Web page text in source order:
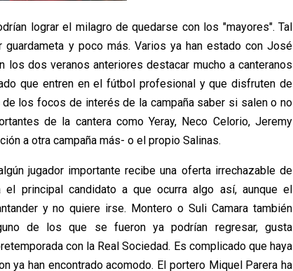
lograr el milagro de quedarse con los "mayores". Tal
y poco más. Varios ya han estado con José
los dos veranos anteriores destacar mucho a canteranos
que entren en el fútbol profesional y que disfruten de
los focos de interés de la campaña saber si salen o no
de la cantera como Yeray, Neco Celorio, Jeremy
a otra campaña más- o el propio Salinas.
jugador importante recibe una oferta irrechazable de
principal candidato a que ocurra algo así, aunque el
y no quiere irse. Montero o Suli Camara también
de los que se fueron ya podrían regresar, gusta
con la Real Sociedad. Es complicado que haya
ya han encontrado acomodo. El portero Miquel Parera ha